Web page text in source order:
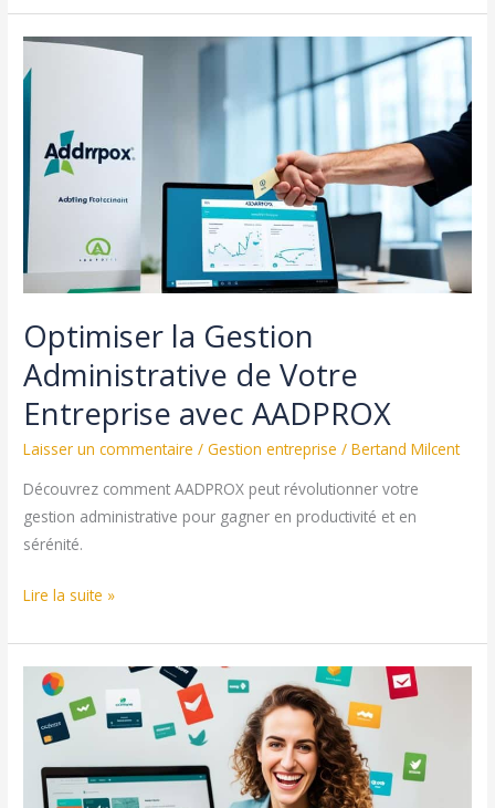
Compte
Rendu
d’Activité
Méthodes
Exemples
Optimiser la Gestion
Administrative de Votre
Entreprise avec AADPROX
Laisser un commentaire /Gestion entreprise /Bertand Milcent
Découvrez comment AADPROX peut révolutionner votre
gestion administrative pour gagner en productivité et en
sérénité.
Optimiser
Gestion
Administrative
Votre
avec
Lire la suite »